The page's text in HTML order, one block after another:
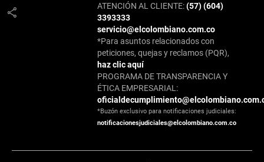
share
ATENCIÓN AL CLIENTE:(57) (604)
3393333
servicio@elcolombiano.com.co
*Para asuntos relacionados con
peticiones, quejas y reclamos (PQR),
haz clic aquí
PROGRAMA DE TRANSPARENCIA Y
ÉTICA EMPRESARIAL:
*Buzón exclusivo para notificaciones judiciales:
notificacionesjudiciales@elcolombiano.com.co